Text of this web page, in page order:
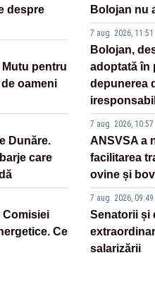
despre
pentru
oameni
Dunăre.
care
Comisiei
Ce
Bolojan nu
7 aug. 2026, 11:51
Bolojan,
adoptată în
depunerea
7 aug. 2026, 10:57
ANSVSA a
facilitarea
ovine și
7 aug. 2026, 09:49
Senatorii și
salarizării